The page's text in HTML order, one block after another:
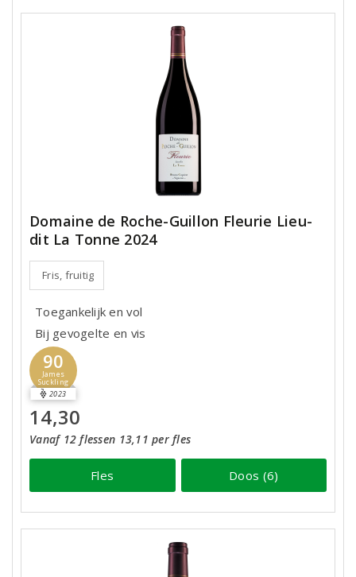
Domaine de Roche-Guillon Fleurie Lieu-
dit La Tonne 2024
Fris, fruitig
Toegankelijk en vol
Bij gevogelte en vis
90
James
Suckling
2023
14,30
Vanaf 12 flessen 13,11 per fles
Fles Doos (6)